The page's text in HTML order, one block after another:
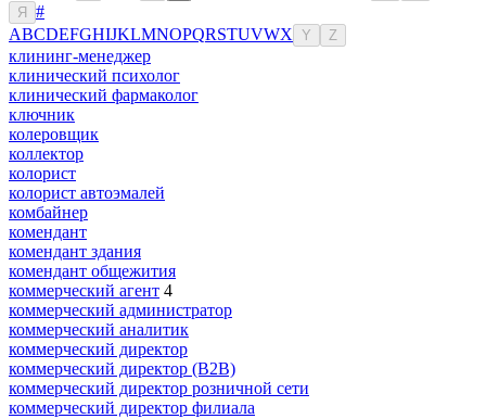
Я
#
ABCDEFGHIJKLMNOPQRSTUVWX Y Z
клининг-менеджер
клинический психолог
клинический фармаколог
ключник
колеровщик
коллектор
колорист
колорист автоэмалей
комбайнер
комендант
комендант здания
комендант общежития
коммерческий агент 4
коммерческий администратор
коммерческий аналитик
коммерческий директор
коммерческий директор (B2B)
коммерческий директор розничной сети
коммерческий директор филиала